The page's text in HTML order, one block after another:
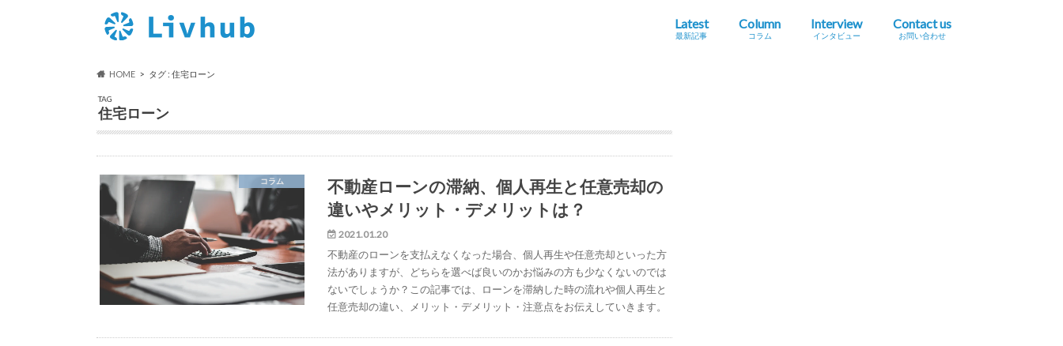
Latest
最新記事
Column
コラム
Interview
インタビュー
Contact us
お問い合わせ
HOME タグ : 住宅ローン
TAG
住宅ローン
コラム
不動産ローンの滞納、個人再生と任意売却の
違いやメリット・デメリットは？
2021.01.20
不動産のローンを支払えなくなった場合、個人再生や任意売却といった方
法がありますが、どちらを選べば良いのかお悩みの方も少なくないのでは
ないでしょうか？この記事では、ローンを滞納した時の流れや個人再生と
任意売却の違い、メリット・デメリット・注意点をお伝えしていきます。